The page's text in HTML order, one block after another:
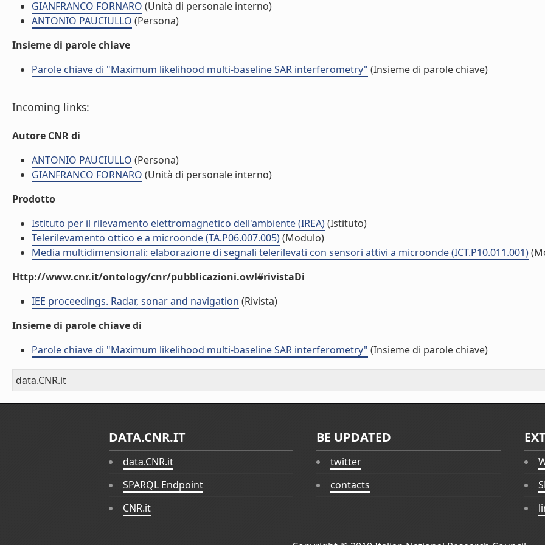
GIANFRANCO FORNARO (Unità di personale interno)
ANTONIO PAUCIULLO (Persona)
Insieme di parole chiave
Parole chiave di "Maximum likelihood multi-baseline SAR interferometry" (Insieme di parole chiave)
Incoming links:
Autore CNR di
ANTONIO PAUCIULLO (Persona)
GIANFRANCO FORNARO (Unità di personale interno)
Prodotto
Istituto per il rilevamento elettromagnetico dell'ambiente (IREA)(Istituto)
Telerilevamento ottico e a microonde (TA.P06.007.005)(Modulo)
Media multidimensionali: elaborazione di segnali telerilevati con sensori attivi a microonde (ICT.P10.011.001)
Http://www.cnr.it/ontology/cnr/pubblicazioni.owl#rivistaDi
IEE proceedings. Radar, sonar and navigation (Rivista)
Insieme di parole chiave di
Parole chiave di "Maximum likelihood multi-baseline SAR interferometry" (Insieme di parole chiave)
data.CNR.it
DATA.CNR.IT
data.CNR.it
SPARQL Endpoint
CNR.it
BE UPDATED
twitter
contacts